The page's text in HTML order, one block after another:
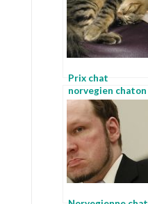
Prix chat
norvegien chaton
norvegiens